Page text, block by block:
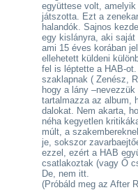
együttese volt,
játszotta. Ezt a
halandók. Sajnos
egy kislányra, aki
ami 15 éves korában
ellehetett küldeni
fel is léptette a HAB-
szaklapnak ( Zenész,
hogy a lány
tartalmazza az album,
dalokat. Nem akarta,
néha kegyetlen
múlt, a
je, sokszor
ezzel, ezért a HAB
csatlakoztak (vagy Ő
De, nem itt.
(Próbáld meg az After